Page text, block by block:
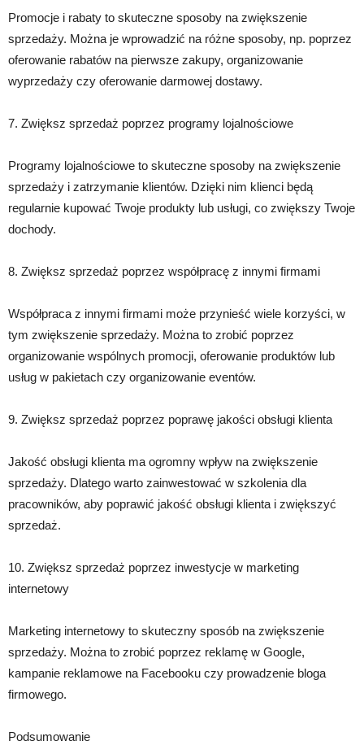
Promocje i rabaty to skuteczne sposoby na zwiększenie
sprzedaży. Można je wprowadzić na różne sposoby, np. poprzez
oferowanie rabatów na pierwsze zakupy, organizowanie
wyprzedaży czy oferowanie darmowej dostawy.
7. Zwiększ sprzedaż poprzez programy lojalnościowe
Programy lojalnościowe to skuteczne sposoby na zwiększenie
sprzedaży i zatrzymanie klientów. Dzięki nim klienci będą
regularnie kupować Twoje produkty lub usługi, co zwiększy Twoje
dochody.
8. Zwiększ sprzedaż poprzez współpracę z innymi firmami
Współpraca z innymi firmami może przynieść wiele korzyści, w
tym zwiększenie sprzedaży. Można to zrobić poprzez
organizowanie wspólnych promocji, oferowanie produktów lub
usług w pakietach czy organizowanie eventów.
9. Zwiększ sprzedaż poprzez poprawę jakości obsługi klienta
Jakość obsługi klienta ma ogromny wpływ na zwiększenie
sprzedaży. Dlatego warto zainwestować w szkolenia dla
pracowników, aby poprawić jakość obsługi klienta i zwiększyć
sprzedaż.
10. Zwiększ sprzedaż poprzez inwestycje w marketing
internetowy
Marketing internetowy to skuteczny sposób na zwiększenie
sprzedaży. Można to zrobić poprzez reklamę w Google,
kampanie reklamowe na Facebooku czy prowadzenie bloga
firmowego.
Podsumowanie